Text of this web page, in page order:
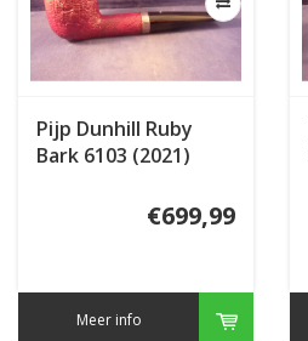
Pijp Dunhill Ruby
Bark 6103 (2021)
€699,99
Meer info